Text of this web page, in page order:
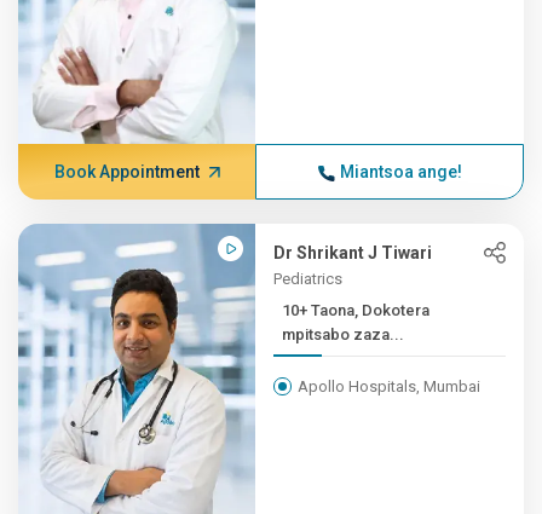
Book Appointment Miantsoa ange!
Dr Shrikant J Tiwari
Pediatrics
10+ Taona, Dokotera
mpitsabo zaza...
Apollo Hospitals, Mumbai